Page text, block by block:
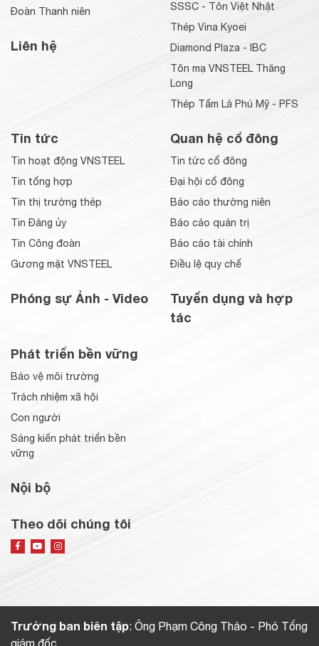
Đoàn Thanh niên
Liên hệ
SSSC - Tôn Việt Nhật
Thép Vina Kyoei
Diamond Plaza - IBC
Tôn mạ VNSTEEL Thăng
Long
Thép Tấm Lá Phú Mỹ - PFS
Tin tức
Tin hoạt động VNSTEEL
Tin tổng hợp
Tin thị trường thép
Tin Đảng ủy
Tin Công đoàn
Gương mặt VNSTEEL
Phóng sự Ảnh - Video
Quan hệ cổ đông
Tin tức cổ đông
Đại hội cổ đông
Báo cáo thường niên
Báo cáo quản trị
Báo cáo tài chính
Điều lệ quy chế
Tuyển dụng và hợp
tác
Phát triển bền vững
Bảo vệ môi trường
Trách nhiệm xã hội
Con người
Sáng kiến phát triển bền
vững
Nội bộ
Theo dõi chúng tôi
Trưởng ban biên tập: Ông Phạm Công Thảo - Phó Tổng
giám đốc